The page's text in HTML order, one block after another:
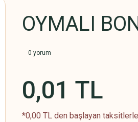
OYMALI
0 yorum
0,01 TL
*0,00 TL den başlayan